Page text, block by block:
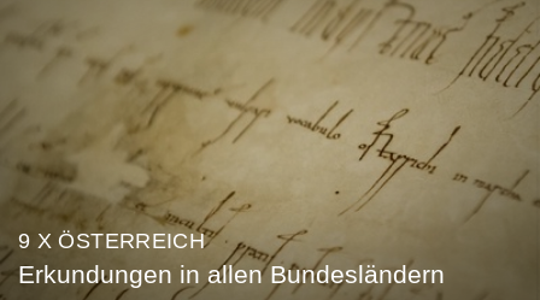
9 X ÖSTERREICH
Erkundungen in allen Bundesländern